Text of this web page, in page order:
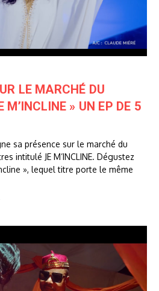
LE MARCHÉ DU
M’INCLINE » UN EP DE 5
sa présence sur le marché du
intitulé JE M’INCLINE. Dégustez
», lequel titre porte le même